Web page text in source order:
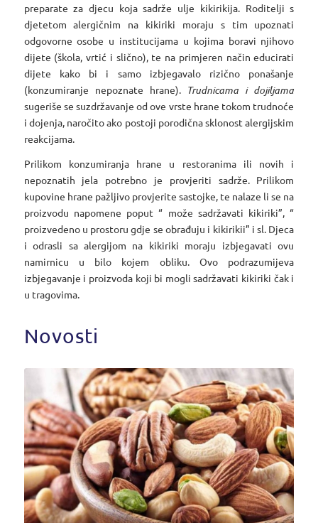
preparate za djecu koja sadrže ulje kikirikija. Roditelji s
djetetom alergičnim na kikiriki moraju s tim upoznati
odgovorne osobe u institucijama u kojima boravi njihovo
dijete (škola, vrtić i slično), te na primjeren način educirati
dijete kako bi i samo izbjegavalo rizično ponašanje
(konzumiranje nepoznate hrane). Trudnicama i dojiljama
sugeriše se suzdržavanje od ove vrste hrane tokom trudnoće
i dojenja, naročito ako postoji porodična sklonost alergijskim
reakcijama.
Prilikom konzumiranja hrane u restoranima ili novih i
nepoznatih jela potrebno je provjeriti sadrže. Prilikom
kupovine hrane pažljivo provjerite sastojke, te nalaze li se na
proizvodu napomene poput “ može sadržavati kikiriki”, “
proizvedeno u prostoru gdje se obrađuju i kikirikii” i sl. Djeca
i odrasli sa alergijom na kikiriki moraju izbjegavati ovu
namirnicu u bilo kojem obliku. Ovo podrazumijeva
izbjegavanje i proizvoda koji bi mogli sadržavati kikiriki čak i
u tragovima.
Novosti